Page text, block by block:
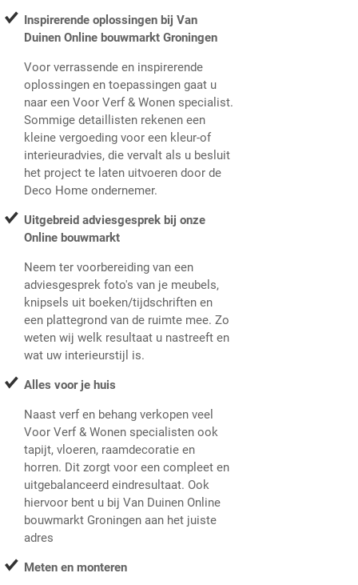
Inspirerende oplossingen bij Van
Duinen Online bouwmarkt Groningen
Voor verrassende en inspirerende
oplossingen en toepassingen gaat u
naar een Voor Verf & Wonen specialist.
Sommige detaillisten rekenen een
kleine vergoeding voor een kleur-of
interieuradvies, die vervalt als u besluit
het project te laten uitvoeren door de
Deco Home ondernemer.
Uitgebreid adviesgesprek bij onze
Online bouwmarkt
Neem ter voorbereiding van een
adviesgesprek foto's van je meubels,
knipsels uit boeken/tijdschriften en
een plattegrond van de ruimte mee. Zo
weten wij welk resultaat u nastreeft en
wat uw interieurstijl is.
Alles voor je huis
Naast verf en behang verkopen veel
Voor Verf & Wonen specialisten ook
tapijt, vloeren, raamdecoratie en
horren. Dit zorgt voor een compleet en
uitgebalanceerd eindresultaat. Ook
hiervoor bent u bij Van Duinen Online
bouwmarkt Groningen aan het juiste
adres
Meten en monteren